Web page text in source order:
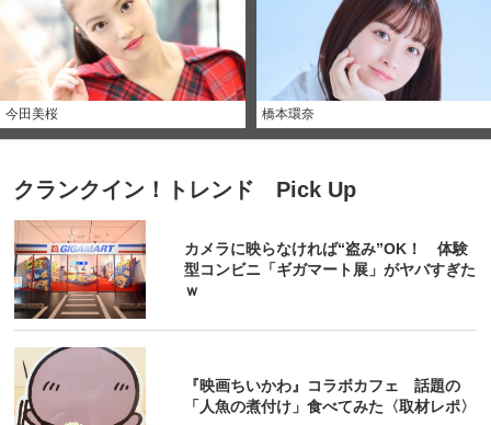
今田美桜 橋本環奈
クランクイン！トレンド Pick Up
カメラに映らなければ“盗み”OK！ 体験
型コンビニ「ギガマート展」がヤバすぎた
ｗ
『映画ちいかわ』コラボカフェ 話題の
「人魚の煮付け」食べてみた〈取材レポ〉